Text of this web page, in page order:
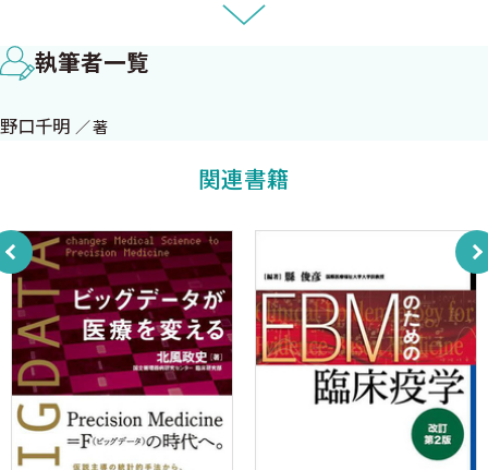
2.4 応答が名義尺度の場合
2.5 応答が順序尺度の場合
2.7 ブロック実験
3.2 交互作用解析
3.3 応答が順序尺度の場合
3.4 Mantel-Haenszel検定
3.5 生存時間解析
第4章 分割実験
4.1 分割実験
4.2 反復測定データ
執筆者一覧
野口千明 著
関連書籍